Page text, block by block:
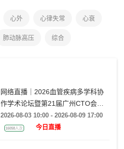
心外 心律失常 心衰
肺动脉高压 综合
网络直播｜2026血管疾病多学科协
作学术论坛暨第21届广州CTO会议
暨岭南瓣膜会（VMDT2026）
2026-08-03 10:00 - 2026-08-09 17:00
16058人次 今日直播